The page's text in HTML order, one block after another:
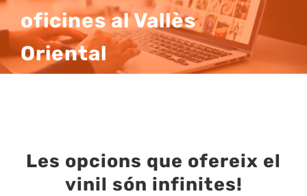
oficines al Vallès
Oriental
Les opcions que ofereix el
vinil són infinites!